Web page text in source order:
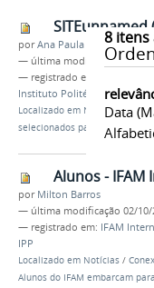
8itens
Data
SITEunnamed
porAna Paula Batista
— última modificação21/07/
— registrado em:
Instituto Politécnico de
Localizado em Notícias /
selecionados para intercâmbio
Alunos -
por Milton Barros
— última modificação 02/10/
— registrado em: IFAM
IPP
Localizado em Notícias /
Alunos do IFAM embarcam